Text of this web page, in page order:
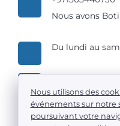
Nous avons
Du lundi au
Nous utilisons des
événements sur notre
poursuivant votre